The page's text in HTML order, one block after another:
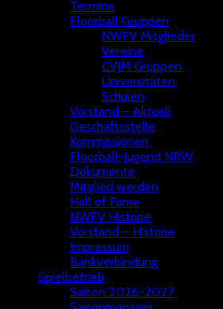
Termine
Floorball Gruppen
NWFV Mitglieder
Vereine
CVJM Gruppen
Universitäten
Schulen
Vorstand – Aktuell
Geschäftsstelle
Kommissionen
Floorball-Jugend NRW
Dokumente
Mitglied werden
Hall of Fame
NWFV Historie
Vorstand – Historie
Impressum
Bankverbindung
Spielbetrieb
Saison 2026-2027